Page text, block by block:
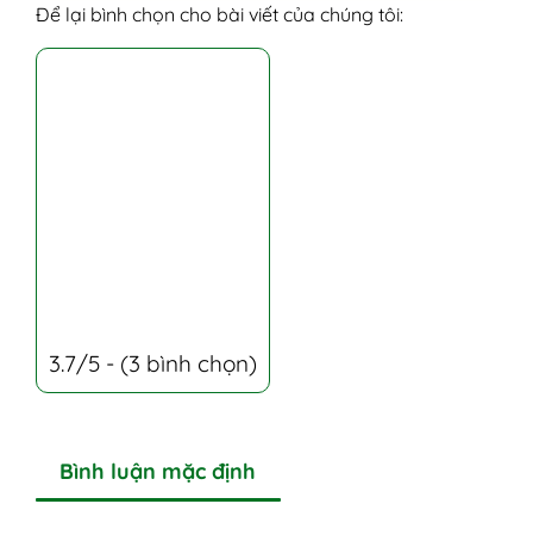
Để lại bình chọn cho bài viết của chúng tôi:
3.7/5 - (3 bình chọn)
Bình luận mặc định